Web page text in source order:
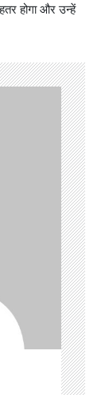
होगा और उन्हें